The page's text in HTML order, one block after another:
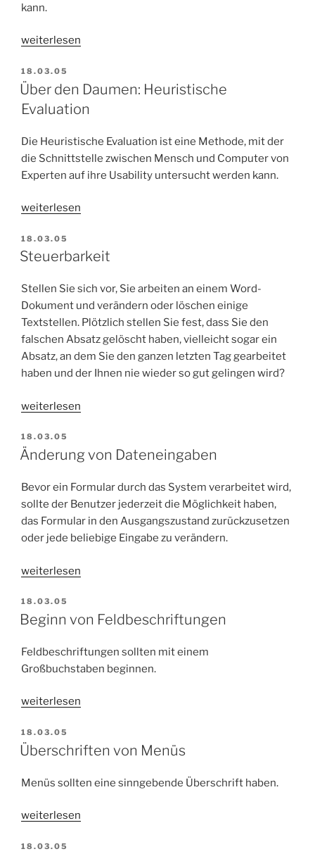
kann.
„SUMI
Usability
Measurement
Inventory)“
weiterlesen
VERÖFFENTLICHT
AM
18.03.05
Über den Daumen: Heuristische
Evaluation
Die Heuristische Evaluation ist eine Methode, mit der
die Schnittstelle zwischen Mensch und Computer von
Experten auf ihre Usability untersucht werden kann.
„Über
Daumen:
Heuristische
weiterlesen
VERÖFFENTLICHT
AM
18.03.05
Steuerbarkeit
Stellen Sie sich vor, Sie arbeiten an einem Word-
Dokument und verändern oder löschen einige
Textstellen. Plötzlich stellen Sie fest, dass Sie den
falschen Absatz gelöscht haben, vielleicht sogar ein
Absatz, an dem Sie den ganzen letzten Tag gearbeitet
haben und der Ihnen nie wieder so gut gelingen wird?
„Steuerbarkeit“
weiterlesen
VERÖFFENTLICHT
AM
18.03.05
Änderung von Dateneingaben
Bevor ein Formular durch das System verarbeitet wird,
sollte der Benutzer jederzeit die Möglichkeit haben,
das Formular in den Ausgangszustand zurückzusetzen
oder jede beliebige Eingabe zu verändern.
„Änderung
Dateneingaben“
weiterlesen
VERÖFFENTLICHT
AM
18.03.05
Beginn von Feldbeschriftungen
Feldbeschriftungen sollten mit einem
Großbuchstaben beginnen.
„Beginn
Feldbeschriftungen“
weiterlesen
VERÖFFENTLICHT
AM
18.03.05
Überschriften von Menüs
Menüs sollten eine sinngebende Überschrift haben.
„Überschriften
Menüs“
weiterlesen
VERÖFFENTLICHT
18.03.05